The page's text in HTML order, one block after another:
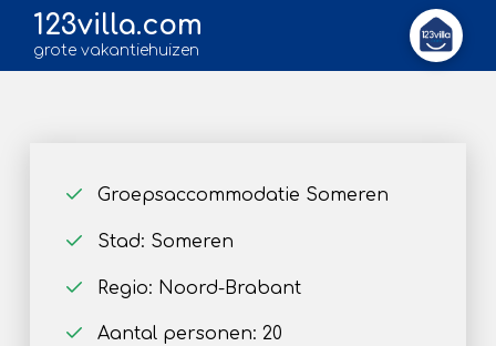
123villa.com
grote vakantiehuizen
Groepsaccommodatie Someren
Stad: Someren
Regio: Noord-Brabant
Aantal personen: 20